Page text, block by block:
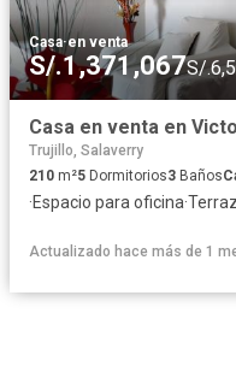
Casa·en venta
S/.1,371,067S/
Trujillo, Salaverry
210 m²5 Dormitorios3 Baños
·Espacio para oficina·
Actualizado hace más de 1